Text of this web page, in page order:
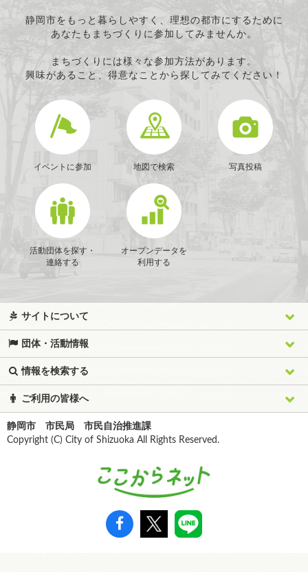
消費者保護
連絡・助言・援助
条例で定める活動
静岡市をもっと暮らしやすく、理想の都市にするために
あなたもまちづくりに参加してみませんか。
まちづくりには様々な参加方法があります。
興味があること、得意なことから探してみてください！
イベントに参加 地図で検索 写真投稿
活動団体を探す・
連絡する
オープンデータを
利用する
サイトについて
団体・活動情報
情報を検索する
ご利用の皆様へ
静岡市 市民局 市民自治推進課
Copyright (C) City of Shizuoka All Rights Reserved.